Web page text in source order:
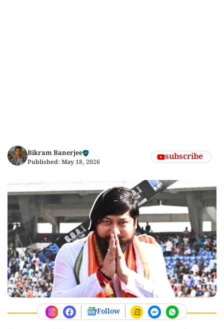
Bikram Banerjee
Published: May 18, 2026 subscribe
Follow